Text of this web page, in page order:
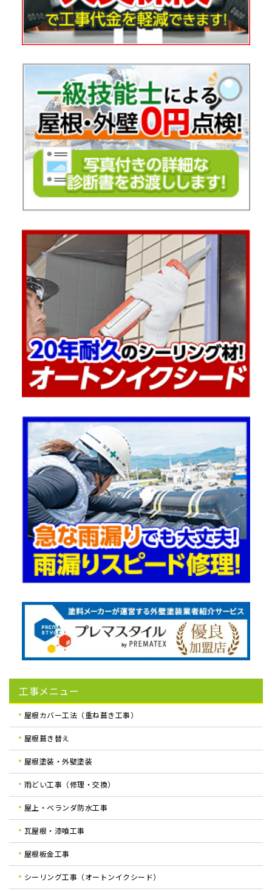
工事メニュー
屋根カバー工法（重ね葺き工事）
屋根葺き替え
屋根塗装・外壁塗装
雨どい工事（修理・交換）
屋上・ベランダ防水工事
瓦屋根・漆喰工事
屋根板金工事
シーリング工事（オートンイクシード）